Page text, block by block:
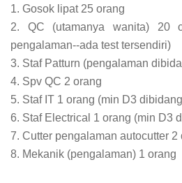
1. Gosok lipat 25 orang
2. QC (utamanya wanita) 20
pengalaman--ada test tersendiri)
3. Staf Patturn (pengalaman
4. Spv QC 2 orang
5. Staf IT 1 orang (min D3
6. Staf Electrical 1 orang (min D3
7. Cutter pengalaman autocutter 2
8. Mekanik (pengalaman) 1 orang